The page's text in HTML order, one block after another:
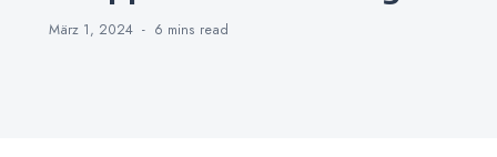
März 1, 2024 6 mins read